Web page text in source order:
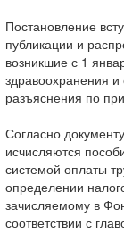
Постановление
публикации и
возникшие с 1
здравоохранения
разъяснения по
Согласно
исчисляются
системой оплаты
определении
зачисляемому в
соответствии с